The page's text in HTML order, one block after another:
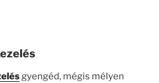
gyengéd, mégis mélyen